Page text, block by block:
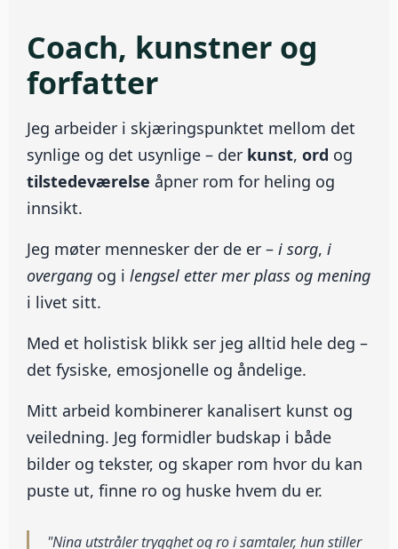
Coach, kunstner og
forfatter
Jeg arbeider i skjæringspunktet mellom det
synlige og det usynlige – der kunst, ord og
tilstedeværelse åpner rom for heling og
innsikt.
Jeg møter mennesker der de er – i sorg, i
overgang og i lengsel etter mer plass og mening
i livet sitt.
Med et holistisk blikk ser jeg alltid hele deg –
det fysiske, emosjonelle og åndelige.
Mitt arbeid kombinerer kanalisert kunst og
veiledning. Jeg formidler budskap i både
bilder og tekster, og skaper rom hvor du kan
puste ut, finne ro og huske hvem du er.
"Nina utstråler trygghet og ro i samtaler, hun stiller